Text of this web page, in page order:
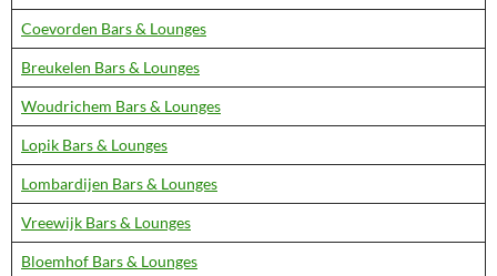
Coevorden Bars & Lounges
Breukelen Bars & Lounges
Woudrichem Bars & Lounges
Lopik Bars & Lounges
Lombardijen Bars & Lounges
Vreewijk Bars & Lounges
Bloemhof Bars & Lounges